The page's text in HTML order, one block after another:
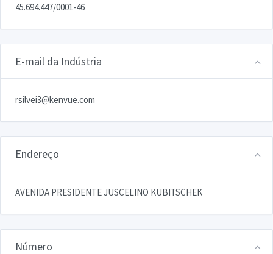
45.694.447/0001-46
E-mail da Indústria
rsilvei3@kenvue.com
Endereço
AVENIDA PRESIDENTE JUSCELINO KUBITSCHEK
Número